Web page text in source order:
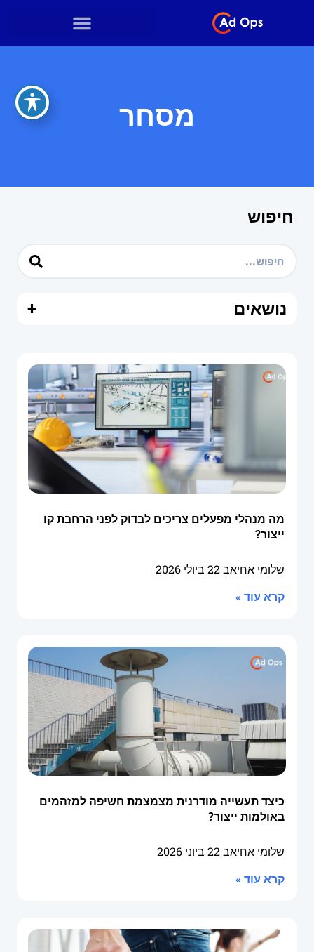
מסחר
חיפוש
נושאים +
מה מנהלי מפעלים צריכים לבדוק לפני הרחבת קו
ייצור?
שלומי אחיאב22 ביולי 2026
קרא עוד »
כיצד תעשייה מודרנית מצמצמת חשיפה למזהמים
באולמות ייצור?
שלומי אחיאב22 ביוני 2026
קרא עוד »